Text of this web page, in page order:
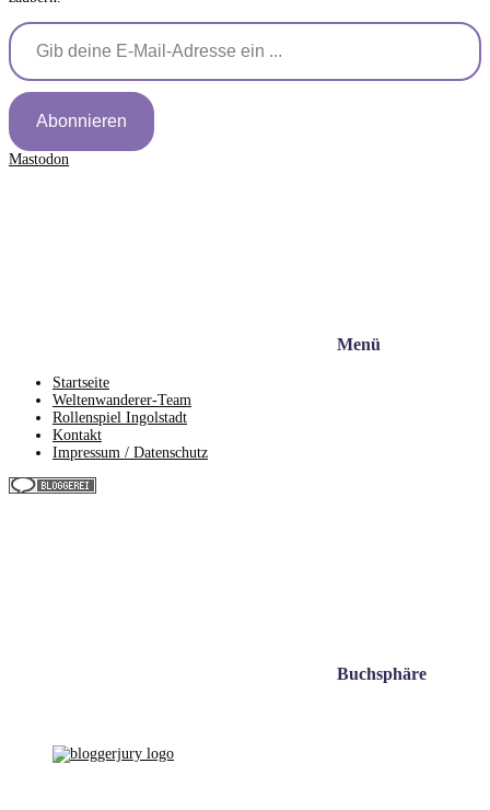
Gib deine E-Mail-Adresse ein ...
Abonnieren
Mastodon
Menü
Startseite
Weltenwanderer-Team
Rollenspiel Ingolstadt
Kontakt
Impressum / Datenschutz
Buchsphäre